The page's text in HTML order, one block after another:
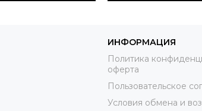
ИНФОРМАЦИЯ
Политика
оферта
Пользовательское
Условия обмена и